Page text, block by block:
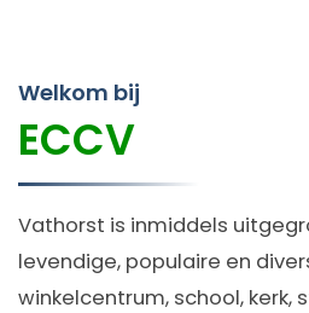
Welkom bij
ECCV
Vathorst is inmiddels
levendige, populaire en
winkelcentrum, school, kerk,